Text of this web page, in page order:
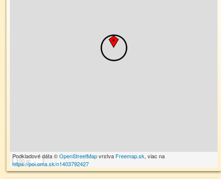
100 m
Podkladové dáta ©OpenStreetMapvrstva Freemap.sk, viac na
https://poi.oma.sk/n1403792427